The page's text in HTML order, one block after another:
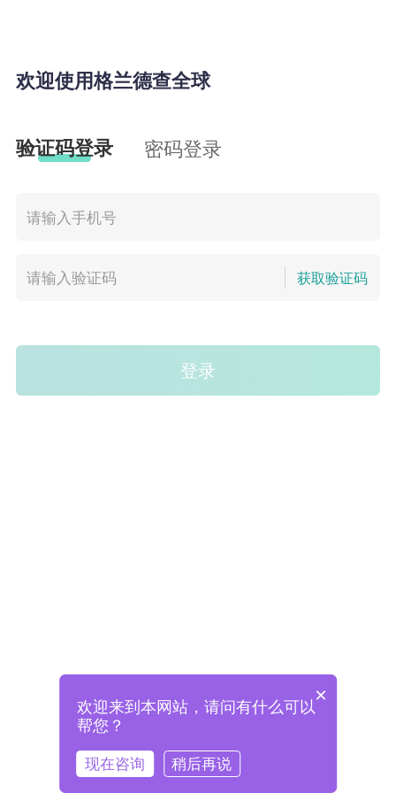
欢迎使用格兰德查全球
验证码登录 密码登录
获取验证码
登录
登录即表示已阅读并同意《格兰德官网用户协议》
×
欢迎来到本网站，请问有什么可以
帮您？
现在咨询 稍后再说